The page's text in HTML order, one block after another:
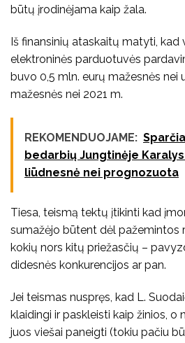
būtų įrodinėjama kaip žala.
Iš finansinių ataskaitų matyti, kad
elektroninės parduotuvės
buvo 0,5 mln. eurų mažesnės nei
mažesnės nei 2021 m.
REKOMENDUOJAME:
bedarbių Jungtinėje
liūdnesnė nei prognozuota
Tiesa, teismą tektų įtikinti kad
sumažėjo būtent dėl pažemintos
kokių nors kitų priežasčių –
didesnės konkurencijos ar pan.
Jei teismas nuspręs, kad L.
klaidingi ir paskleisti kaip žinios, o
juos viešai paneigti (tokiu pačiu